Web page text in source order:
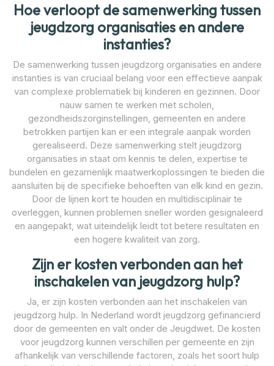
Hoe verloopt de samenwerking tussen
jeugdzorg organisaties en andere
instanties?
De samenwerking tussen jeugdzorg organisaties en andere
instanties is van cruciaal belang voor een effectieve aanpak
van complexe problematiek bij kinderen en gezinnen. Door
nauw samen te werken met scholen,
gezondheidszorginstellingen, gemeenten en andere
betrokken partijen kan er een integrale aanpak worden
gerealiseerd. Deze samenwerking stelt jeugdzorg
organisaties in staat om kennis te delen, expertise te
bundelen en gezamenlijk maatwerkoplossingen te bieden die
aansluiten bij de specifieke behoeften van elk kind en gezin.
Door de lijnen kort te houden en multidisciplinair te
overleggen, kunnen problemen sneller worden gesignaleerd
en aangepakt, wat uiteindelijk leidt tot betere resultaten en
een hogere kwaliteit van zorg.
Zijn er kosten verbonden aan het
inschakelen van jeugdzorg hulp?
Ja, er zijn kosten verbonden aan het inschakelen van
jeugdzorg hulp. In Nederland wordt jeugdzorg gefinancierd
door de gemeenten en valt onder de Jeugdwet. De kosten
voor jeugdzorg kunnen verschillen per gemeente en zijn
afhankelijk van verschillende factoren, zoals het soort hulp